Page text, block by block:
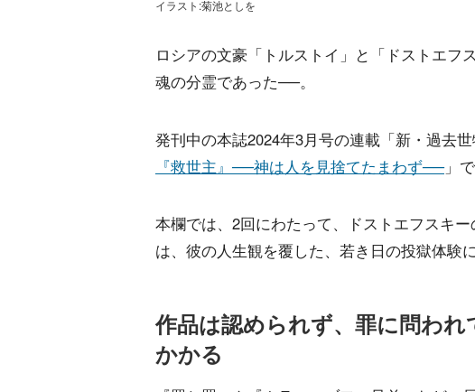
イラスト:菊池としを
ロシアの文豪「トルストイ」と「ドストエフ
魂の分霊であった──。
発刊中の本誌2024年3月号の連載「新・過去
『救世主』──神は人を見捨てたまわず──」
本欄では、2回にわたって、ドストエフスキ
は、彼の人生観を覆した、若き日の投獄体験
作品は認められず、罪に問われ
かかる